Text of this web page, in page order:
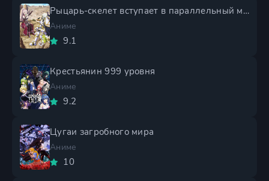
Рыцарь-скелет вступает в параллельный мир 2 сезон
Аниме
9.1
Крестьянин 999 уровня
Аниме
9.2
Цугаи загробного мира
Аниме
10